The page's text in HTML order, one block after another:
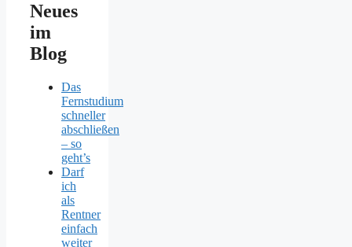
Neues
im
Blog
Das
Fernstudium
schneller
abschließen
– so
geht’s
Darf
ich
als
Rentner
einfach
weiter